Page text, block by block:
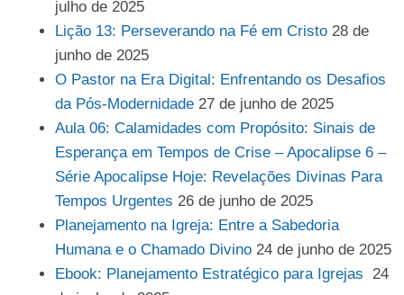
julho de 2025
Lição 13: Perseverando na Fé em Cristo 28 de
junho de 2025
O Pastor na Era Digital: Enfrentando os Desafios
da Pós-Modernidade 27 de junho de 2025
Aula 06: Calamidades com Propósito: Sinais de
Esperança em Tempos de Crise – Apocalipse 6 –
Série Apocalipse Hoje: Revelações Divinas Para
Tempos Urgentes 26 de junho de 2025
Planejamento na Igreja: Entre a Sabedoria
Humana e o Chamado Divino 24 de junho de 2025
Ebook: Planejamento Estratégico para Igrejas
24